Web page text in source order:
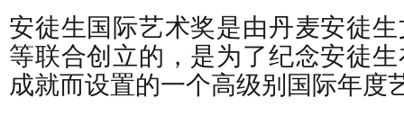
安徒生国际艺术奖是由丹麦安徒
等联合创立的，是为了纪念安徒
成就而设置的一个高级别国际年度